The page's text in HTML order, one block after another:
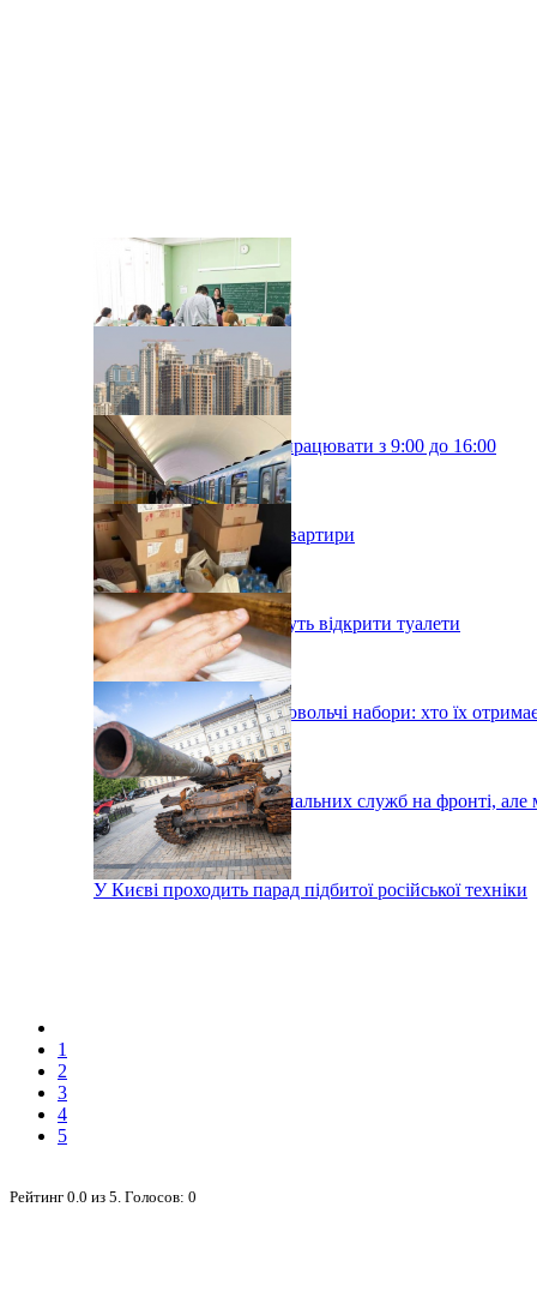
Київські школи будуть працювати з 9:00 до 16:00
У Києві подорожчали квартири
У київському метро хочуть відкрити туалети
У Києві роздадуть продовольчі набори: хто їх
Тисячі робітників комунальних служб на фронті, але
У Києві проходить парад підбитої російської техніки
1
2
3
4
5
Рейтинг 0.0 из 5 . Голосов: 0